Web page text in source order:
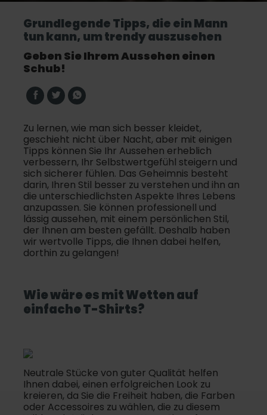
Grundlegende Tipps, die ein Mann
tun kann, um trendy auszusehen
Geben Sie Ihrem Aussehen einen
Schub!
Zu lernen, wie man sich besser kleidet,
geschieht nicht über Nacht, aber mit einigen
Tipps können Sie Ihr Aussehen erheblich
verbessern, Ihr Selbstwertgefühl steigern und
sich sicherer fühlen. Das Geheimnis besteht
darin, Ihren Stil besser zu verstehen und ihn an
die unterschiedlichsten Aspekte Ihres Lebens
anzupassen. Sie können professionell und
lässig aussehen, mit einem persönlichen Stil,
der Ihnen am besten gefällt. Deshalb haben
wir wertvolle Tipps, die Ihnen dabei helfen,
dorthin zu gelangen!
Wie wäre es mit Wetten auf
einfacheT-Shirts?
Neutrale Stücke von guter Qualität helfen
Ihnen dabei, einen erfolgreichen Look zu
kreieren, da Sie die Freiheit haben, die Farben
oder Accessoires zu wählen, die zu diesem